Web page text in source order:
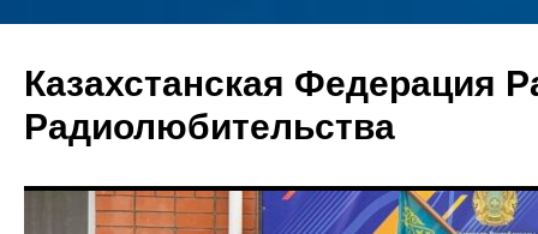
содержимому
Казахстанская Федерация
Радиолюбительства